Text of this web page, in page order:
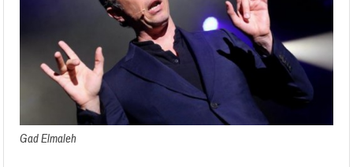
Gad Elmaleh